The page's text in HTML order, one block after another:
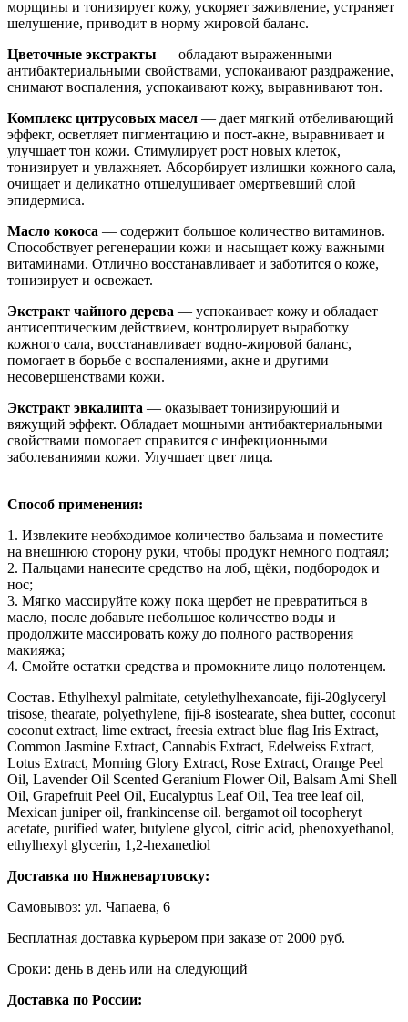
морщины и тонизирует кожу, ускоряет заживление, устраняет
шелушение, приводит в норму жировой баланс.
Цветочные экстракты — обладают выраженными
антибактериальными свойствами, успокаивают раздражение,
снимают воспаления, успокаивают кожу, выравнивают тон.
Комплекс цитрусовых масел — дает мягкий отбеливающий
эффект, осветляет пигментацию и пост-акне, выравнивает и
улучшает тон кожи. Стимулирует рост новых клеток,
тонизирует и увлажняет. Абсорбирует излишки кожного сала,
очищает и деликатно отшелушивает омертвевший слой
эпидермиса.
Масло кокоса — содержит большое количество витаминов.
Способствует регенерации кожи и насыщает кожу важными
витаминами. Отлично восстанавливает и заботится о коже,
тонизирует и освежает.
Экстракт чайного дерева — успокаивает кожу и обладает
антисептическим действием, контролирует выработку
кожного сала, восстанавливает водно-жировой баланс,
помогает в борьбе с воспалениями, акне и другими
несовершенствами кожи.
Экстракт эвкалипта — оказывает тонизирующий и
вяжущий эффект. Обладает мощными антибактериальными
свойствами помогает справится с инфекционными
заболеваниями кожи. Улучшает цвет лица.
Способ применения:
1. Извлеките необходимое количество бальзама и поместите
на внешнюю сторону руки, чтобы продукт немного подтаял;
2. Пальцами нанесите средство на лоб, щёки, подбородок и
нос;
3. Мягко массируйте кожу пока щербет не превратиться в
масло, после добавьте небольшое количество воды и
продолжите массировать кожу до полного растворения
макияжа;
4. Смойте остатки средства и промокните лицо полотенцем.
Состав. Ethylhexyl palmitate, cetylethylhexanoate, fiji-20glyceryl
trisose, thearate, polyethylene, fiji-8 isostearate, shea butter, coconut
coconut extract, lime extract, freesia extract blue flag Iris Extract,
Common Jasmine Extract, Cannabis Extract, Edelweiss Extract,
Lotus Extract, Morning Glory Extract, Rose Extract, Orange Peel
Oil, Lavender Oil Scented Geranium Flower Oil, Balsam Ami Shell
Oil, Grapefruit Peel Oil, Eucalyptus Leaf Oil, Tea tree leaf oil,
Mexican juniper oil, frankincense oil. bergamot oil tocopheryt
acetate, purified water, butylene glycol, citric acid, phenoxyethanol,
ethylhexyl glycerin, 1,2-hexanediol
Доставка по Нижневартовску:
Самовывоз: ул. Чапаева, 6
Бесплатная доставка курьером при заказе от 2000 руб.
Сроки: день в день или на следующий
Доставка по России: